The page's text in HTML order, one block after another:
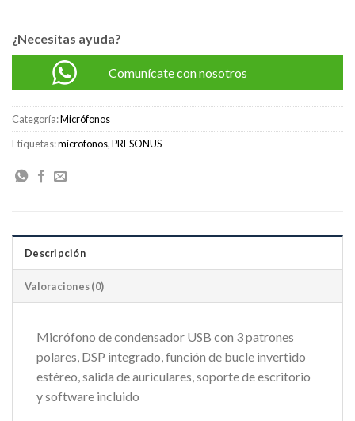
¿Necesitas ayuda?
Comunícate con nosotros
Categoría:Micrófonos
Etiquetas:microfonos,PRESONUS
Descripción
Valoraciones (0)
Micrófono de condensador USB con 3 patrones
polares, DSP integrado, función de bucle invertido
estéreo, salida de auriculares, soporte de escritorio
y software incluido